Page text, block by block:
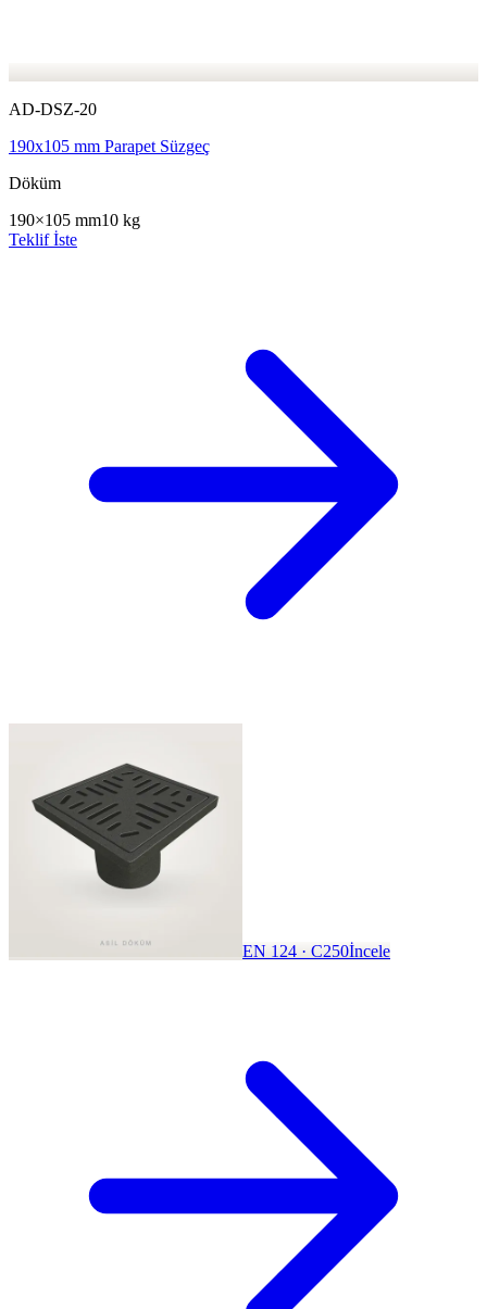
AD-DSZ-20
190x105 mm Parapet Süzgeç
Döküm
190×105 mm10 kg
Teklif İste
EN 124 · C250İncele